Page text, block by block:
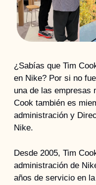
¿Sabías que Tim
en Nike? Por si no
una de las empresas
Cook también es
administración y
Nike.
Desde 2005, Tim
administración de
años de servicio en